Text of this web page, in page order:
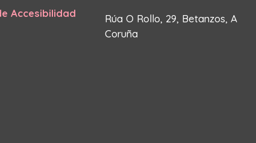
Accesibilidad
Rúa O Rollo, 29, Betanzos, A
Coruña